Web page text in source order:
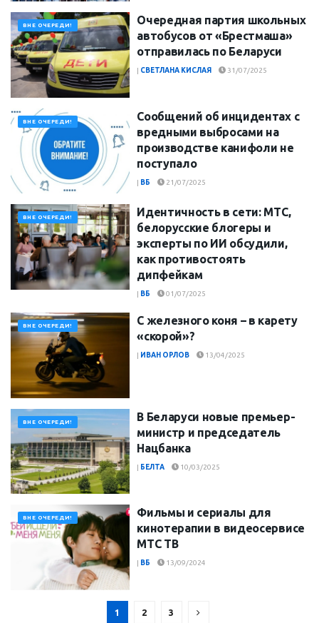
ВНЕ ОЧЕРЕДИ!
Очередная партия школьных
автобусов от «Брестмаша»
отправилась по Беларуси
| СВЕТЛАНА КИСЛАЯ 31/07/2025
ВНЕ ОЧЕРЕДИ!
Сообщений об инцидентах с
вредными выбросами на
производстве канифоли не
поступало
| ВБ 21/07/2025
ВНЕ ОЧЕРЕДИ!
Идентичность в сети: МТС,
белорусские блогеры и
эксперты по ИИ обсудили,
как противостоять
дипфейкам
| ВБ 01/07/2025
ВНЕ ОЧЕРЕДИ!
С железного коня – в карету
«скорой»?
| ИВАН ОРЛОВ 13/04/2025
ВНЕ ОЧЕРЕДИ!
В Беларуси новые премьер-
министр и председатель
Нацбанка
| БЕЛТА 10/03/2025
ВНЕ ОЧЕРЕДИ!
Фильмы и сериалы для
кинотерапии в видеосервисе
МТС ТВ
| ВБ 13/09/2024
1 2 3